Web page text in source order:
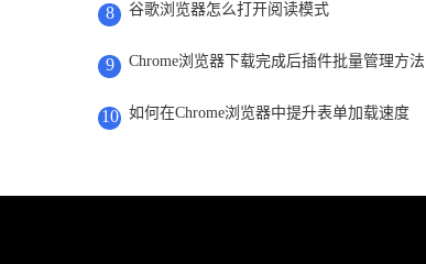
8 谷歌浏览器怎么打开阅读模式
9 Chrome浏览器下载完成后插件批量管理方法
10 如何在Chrome浏览器中提升表单加载速度